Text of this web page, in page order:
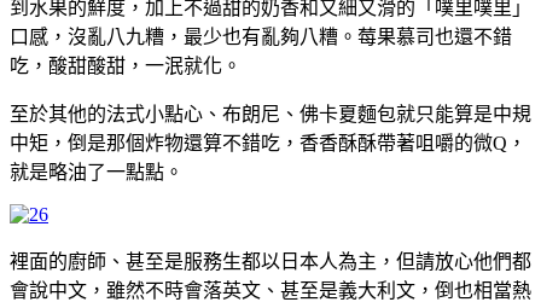
到水果的鮮度，加上不過甜的奶香和又細又滑的「噗里噗里」
口感，沒亂八九糟，最少也有亂夠八糟。莓果慕司也還不錯
吃，酸甜酸甜，一泯就化。
至於其他的法式小點心、布朗尼、佛卡夏麵包就只能算是中規
中矩，倒是那個炸物還算不錯吃，香香酥酥帶著咀嚼的微Q，
就是略油了一點點。
裡面的廚師、甚至是服務生都以日本人為主，但請放心他們都
會說中文，雖然不時會落英文、甚至是義大利文，倒也相當熱